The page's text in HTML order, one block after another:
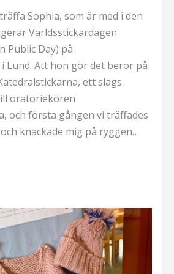
Sophia, som är med i den
Världsstickardagen
Public Day) på
Lund. Att hon gör det beror på
ett slags
oratoriekören
och första gången vi träffades
knackade mig på ryggen…